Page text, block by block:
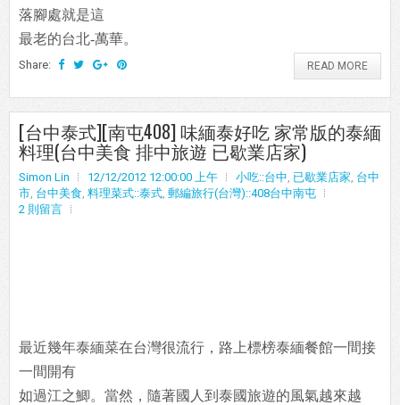
落腳處就是這
最老的台北-萬華。
Share: READ MORE
[台中泰式][南屯408] 味緬泰好吃 家常版的泰緬
料理(台中美食 排中旅遊 已歇業店家)
Simon Lin 12/12/2012 12:00:00 上午 小吃::台中, 已歇業店家, 台中
市, 台中美食, 料理菜式::泰式, 郵編旅行(台灣)::408台中南屯
2 則留言
最近幾年泰緬菜在台灣很流行，路上標榜泰緬餐館一間接
一間開有
如過江之鯽。當然，隨著國人到泰國旅遊的風氣越來越